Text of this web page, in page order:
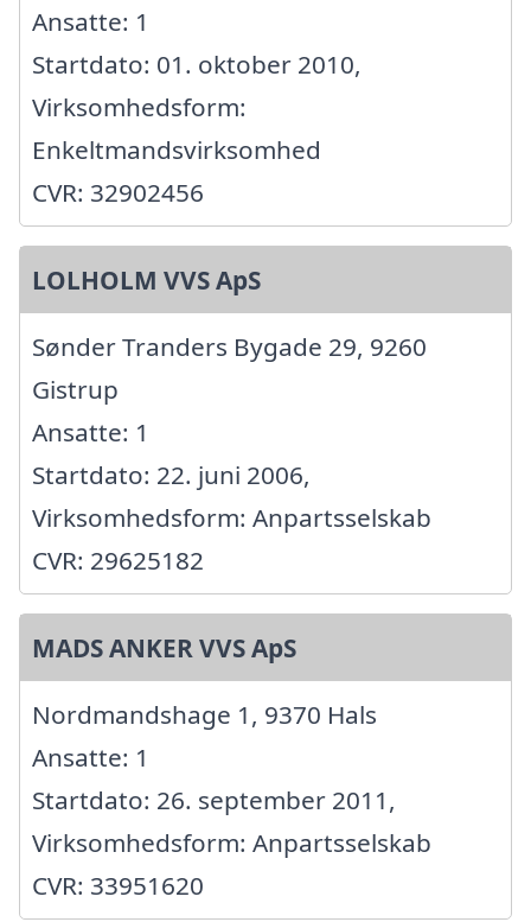
Ansatte: 1
Startdato: 01. oktober 2010,
Virksomhedsform:
Enkeltmandsvirksomhed
CVR: 32902456
LOLHOLM VVS ApS
Sønder Tranders Bygade 29, 9260
Gistrup
Ansatte: 1
Startdato: 22. juni 2006,
Virksomhedsform: Anpartsselskab
CVR: 29625182
MADS ANKER VVS ApS
Nordmandshage 1, 9370 Hals
Ansatte: 1
Startdato: 26. september 2011,
Virksomhedsform: Anpartsselskab
CVR: 33951620